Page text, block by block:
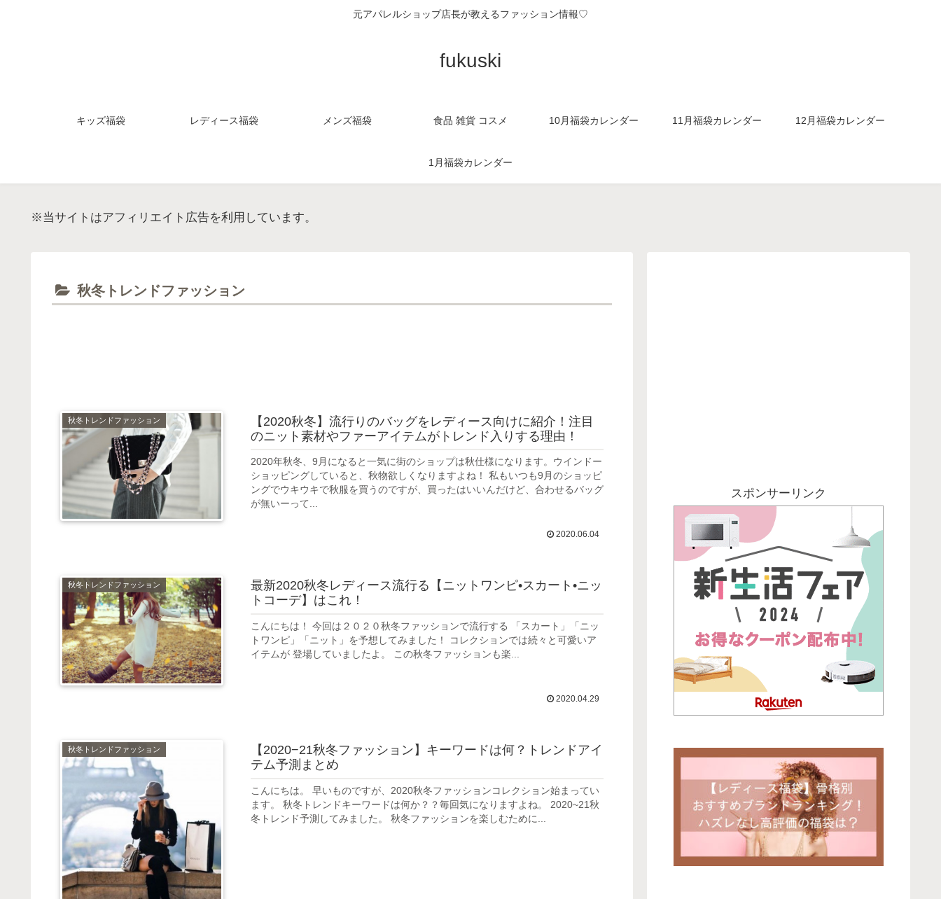
元アパレルショップ店長が教えるファッション情報♡
fukuski
キッズ福袋 レディース福袋 メンズ福袋 食品 雑貨 コスメ 10月福袋カレンダー 11月福袋カレンダー 12月福袋カレンダー
1月福袋カレンダー
※当サイトはアフィリエイト広告を利用しています。
秋冬トレンドファッション
秋冬トレンドファッション
【2020秋冬】流行りのバッグをレディース向けに紹介！注目
のニット素材やファーアイテムがトレンド入りする理由！
2020年秋冬、9月になると一気に街のショップは秋仕様になります。ウインドー
ショッピングしていると、秋物欲しくなりますよね！ 私もいつも9月のショッピ
ングでウキウキで秋服を買うのですが、買ったはいいんだけど、合わせるバッグ
が無いーって...
2020.06.04
秋冬トレンドファッション
最新2020秋冬レディース流行る【ニットワンピ•スカート•ニッ
トコーデ】はこれ！
こんにちは！ 今回は２０２０秋冬ファッションで流行する 「スカート」「ニッ
トワンピ」「ニット」を予想してみました！ コレクションでは続々と可愛いア
イテムが 登場していましたよ。 この秋冬ファッションも楽...
2020.04.29
秋冬トレンドファッション
【2020−21秋冬ファッション】キーワードは何？トレンドアイ
テム予測まとめ
こんにちは。 早いものですが、2020秋冬ファッションコレクション始まってい
ます。 秋冬トレンドキーワードは何か？？毎回気になりますよね。 2020~21秋
冬トレンド予測してみました。 秋冬ファッションを楽しむために...
スポンサーリンク